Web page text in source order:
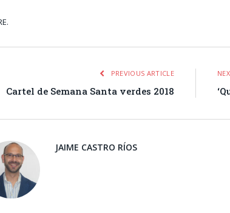
PREVIOUS ARTICLE
Cartel de Semana Santa verdes 2018
JAIME CASTRO RÍOS